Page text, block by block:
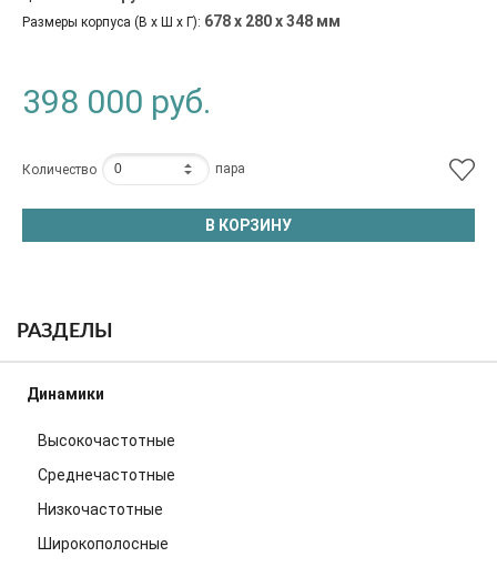
Размеры корпуса (В х Ш х Г): 678 х 280 х 348 мм
398 000 руб.
Количество пара
В КОРЗИНУ
РАЗДЕЛЫ
Динамики
Высокочастотные
Среднечастотные
Низкочастотные
Широкополосные